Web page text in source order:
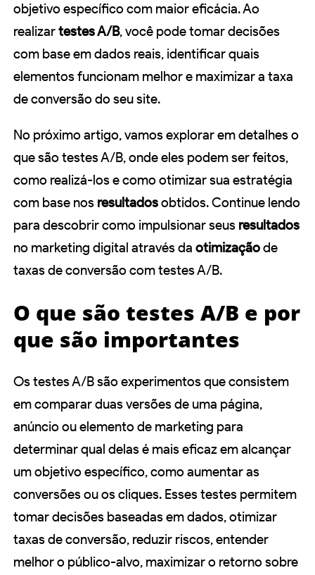
objetivo específico com maior eficácia. Ao
realizartestes A/B, você pode tomar decisões
com base em dados reais, identificar quais
elementos funcionam melhor e maximizar a taxa
de conversão do seu site.
No próximo artigo, vamos explorar em detalhes o
que são testes A/B, onde eles podem ser feitos,
como realizá-los e como otimizar sua estratégia
com base nos resultadosobtidos. Continue lendo
para descobrir como impulsionar seus resultados
no marketing digital através da otimizaçãode
taxas de conversão com testes A/B.
O que são testes A/B e por
que são importantes
Os testes A/B são experimentos que consistem
em comparar duas versões de uma página,
anúncio ou elemento de marketing para
determinar qual delas é mais eficaz em alcançar
um objetivo específico, como aumentar as
conversões ou os cliques. Esses testes permitem
tomar decisões baseadas em dados, otimizar
taxas de conversão, reduzir riscos, entender
melhor o público-alvo, maximizar o retorno sobre